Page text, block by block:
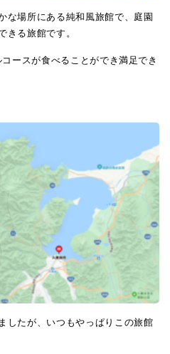
な場所にある純和風旅館で、庭園
きる旅館です。
ースが食べることができ満足でき
したが、いつもやっぱりこの旅館